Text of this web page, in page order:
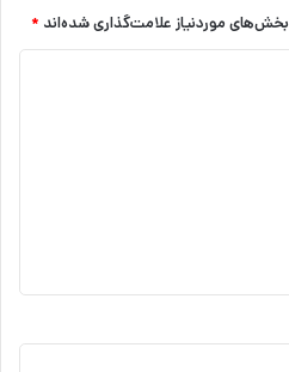
بخش‌های موردنیاز علامت‌گذاری شده‌اند *